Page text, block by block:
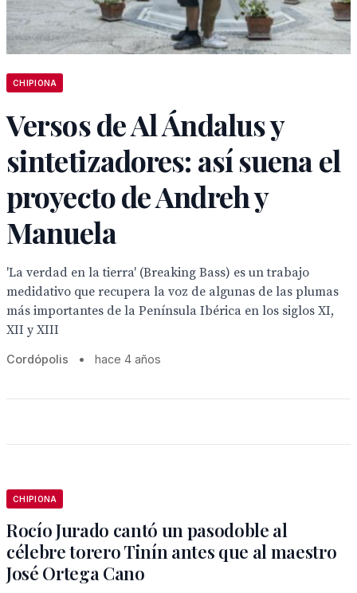
CHIPIONA
Versos de Al Ándalus y
sintetizadores: así suena el
proyecto de Andreh y
Manuela
'La verdad en la tierra' (Breaking Bass) es un trabajo
medidativo que recupera la voz de algunas de las plumas
más importantes de la Península Ibérica en los siglos XI,
XII y XIII
Cordópolis • hace 4 años
CHIPIONA
Rocío Jurado cantó un pasodoble al
célebre torero Tinín antes que al maestro
José Ortega Cano